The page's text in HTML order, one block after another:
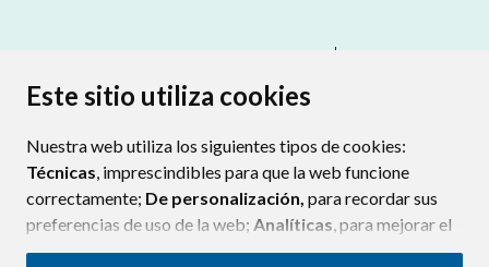
Este sitio utiliza cookies
Nuestra web utiliza los siguientes tipos de cookies:
Técnicas, imprescindibles para que la web funcione
correctamente; De personalización, para recordar sus
preferencias de uso de la web; Analíticas, para mejorar el
funcionamiento de la web y sus servicios.
AVISO LEGAL
PROTECCIÓN DE DATOS
POLÍTICA DE COOKIES